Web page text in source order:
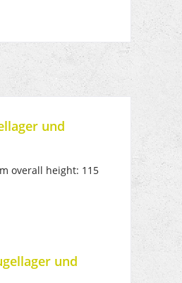
und
overall height: 115
und